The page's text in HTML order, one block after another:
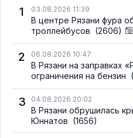
1
03.08.2026 11:39
В центре Рязани фура
троллейбусов (2606)
2 06.08.2026 10:47
В Рязани на заправках
ограничения на бензин
3 04.08.2026 20:02
В Рязани обрушилась
Юннатов (1656)